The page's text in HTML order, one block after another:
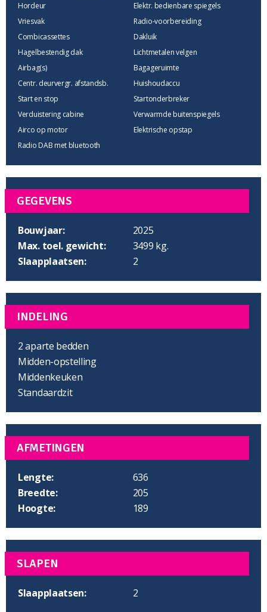
Hordeur
Elektr. bedienbare spiegels
Vriesvak
Radio-voorbereiding
Combicassettes
Dakluik
Hagelbestendig dak
Lichtmetalen velgen
Airbag(s)
Bagageruimte
Centr. deurvergr. afstandsb.
Huishoudaccu
Start en stop
Startonderbreker
Verduistering cabine
Verwarmde buitenspiegels
Airco op motor
Elektrische opstap
Radio DAB met bluetooth
GEGEVENS
Bouwjaar:
2025
Max. toel. gewicht:
3499 kg.
Slaapplaatsen:
2
INDELING
2 aparte bedden
Midden-opstelling
Middenkeuken
Standaardzit
AFMETINGEN
Lengte:
636
Breedte:
205
Hoogte:
189
SLAPEN
Slaapplaatsen: 2